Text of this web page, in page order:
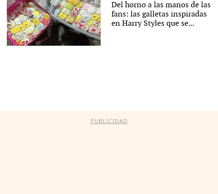
Del horno a las manos de las
fans: las galletas inspiradas
en Harry Styles que se...
PUBLICIDAD